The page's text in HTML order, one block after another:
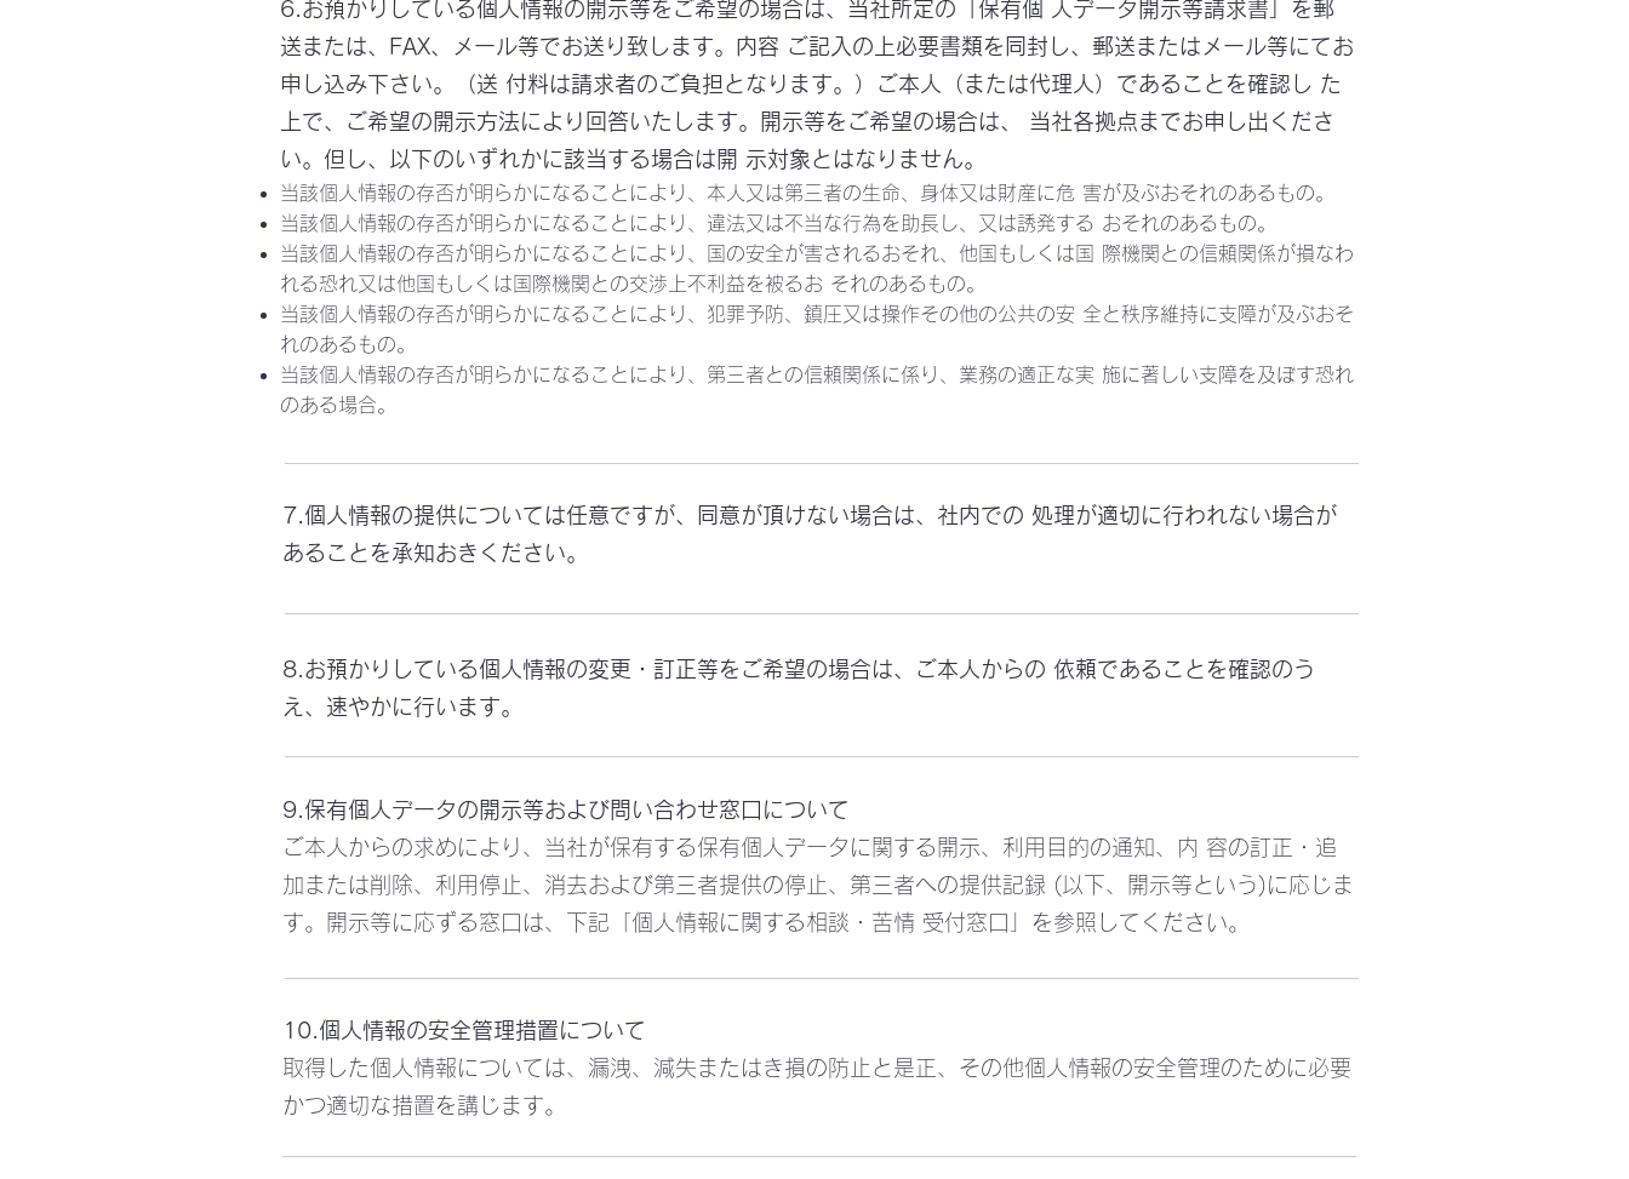
6.お預かりしている個人情報の開示等をご希望の場合は、当社所定の「保有個 人データ開示等請求書」を郵
送または、FAX、メール等でお送り致します。内容 ご記入の上必要書類を同封し、郵送またはメール等にてお
申し込み下さい。（送 付料は請求者のご負担となります。）ご本人（または代理人）であることを確認し た
上で、ご希望の開示方法により回答いたします。開示等をご希望の場合は、 当社各拠点までお申し出くださ
い。但し、以下のいずれかに該当する場合は開 示対象とはなりません。
当該個人情報の存否が明らかになることにより、本人又は第三者の生命、身体又は財産に危 害が及ぶおそれのあるもの。
当該個人情報の存否が明らかになることにより、違法又は不当な行為を助長し、又は誘発する おそれのあるもの。
当該個人情報の存否が明らかになることにより、国の安全が害されるおそれ、他国もしくは国 際機関との信頼関係が損なわ
れる恐れ又は他国もしくは国際機関との交渉上不利益を被るお それのあるもの。
当該個人情報の存否が明らかになることにより、犯罪予防、鎮圧又は操作その他の公共の安 全と秩序維持に支障が及ぶおそ
れのあるもの。
当該個人情報の存否が明らかになることにより、第三者との信頼関係に係り、業務の適正な実 施に著しい支障を及ぼす恐れ
のある場合。​
7.個人情報の提供については任意ですが、同意が頂けない場合は、社内での 処理が適切に行われない場合が
あることを承知おきください。
8.お預かりしている個人情報の変更・訂正等をご希望の場合は、ご本人からの 依頼であることを確認のう
え、速やかに行います。
9.保有個人データの開示等および問い合わせ窓口について
ご本人からの求めにより、当社が保有する保有個人データに関する開示、利用目的の通知、内 容の訂正・追
加または削除、利用停止、消去および第三者提供の停止、第三者への提供記録 (以下、開示等という)に応じま
す。開示等に応ずる窓口は、下記「個人情報に関する相談・苦情 受付窓口」を参照してください。
10.個人情報の安全管理措置について
取得した個人情報については、漏洩、減失またはき損の防止と是正、その他個人情報の安全管理のために必要
かつ適切な措置を講じます。